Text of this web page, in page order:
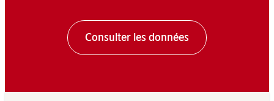
Consulter les données